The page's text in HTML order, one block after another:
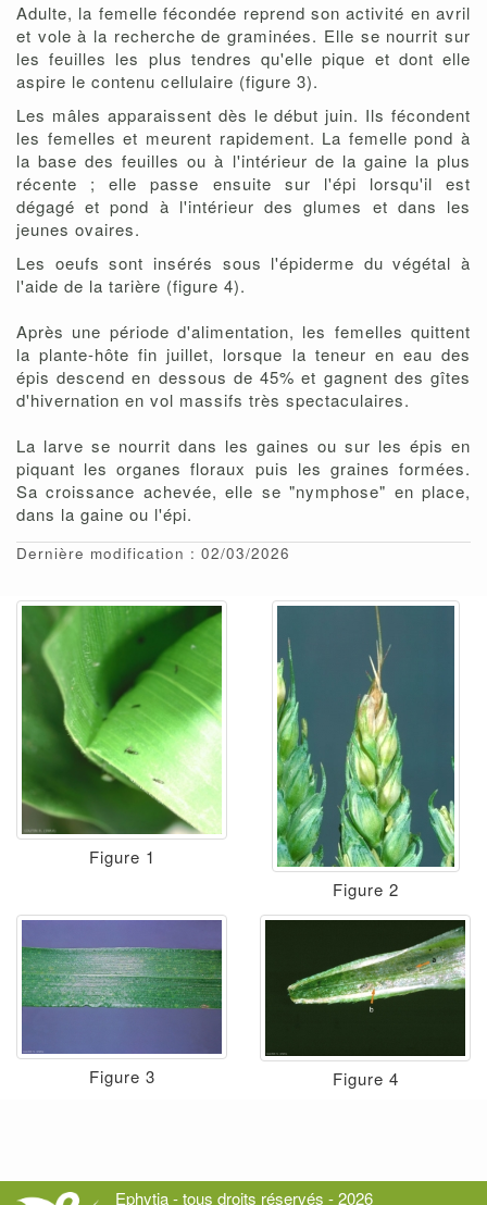
Adulte, la femelle fécondée reprend son activité en avril
et vole à la recherche de graminées. Elle se nourrit sur
les feuilles les plus tendres qu'elle pique et dont elle
aspire le contenu cellulaire (figure 3).
Les mâles apparaissent dès le début juin. Ils fécondent
les femelles et meurent rapidement. La femelle pond à
la base des feuilles ou à l'intérieur de la gaine la plus
récente ; elle passe ensuite sur l'épi lorsqu'il est
dégagé et pond à l'intérieur des glumes et dans les
jeunes ovaires.
Les oeufs sont insérés sous l'épiderme du végétal à
l'aide de la tarière (figure 4).
Après une période d'alimentation, les femelles quittent
la plante-hôte fin juillet, lorsque la teneur en eau des
épis descend en dessous de 45% et gagnent des gîtes
d'hivernation en vol massifs très spectaculaires.
La larve se nourrit dans les gaines ou sur les épis en
piquant les organes floraux puis les graines formées.
Sa croissance achevée, elle se "nymphose" en place,
dans la gaine ou l'épi.
Dernière modification : 02/03/2026
Figure 1
Figure 2
Figure 3 Figure 4
Ephytia - tous droits réservés - 2026